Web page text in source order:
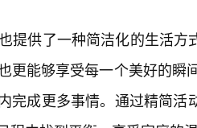
提供了一种简洁化的生活方
更能够享受每一个美好的瞬
完成更多事情。通过精简活